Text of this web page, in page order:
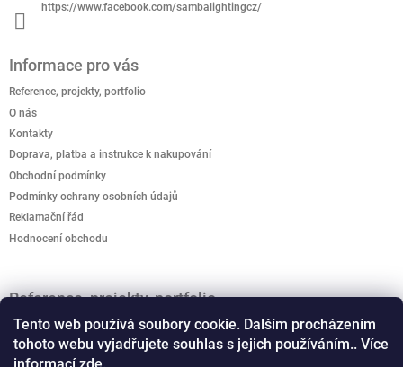
Tento web používá soubory cookie. Dalším procházením
tohoto webu vyjadřujete souhlas s jejich používáním.. Více
https://www.facebook.com/sambalightingcz/
Informace pro vás
Reference, projekty, portfolio
O nás
Kontakty
Doprava, platba a instrukce k nakupování
Obchodní podmínky
Podmínky ochrany osobních údajů
Reklamační řád
Hodnocení obchodu
Reference, projekty, portfolio
Jak podpořit kreativitu? Kreativo domeček je připravený
rozvíjet dětskou představivost.